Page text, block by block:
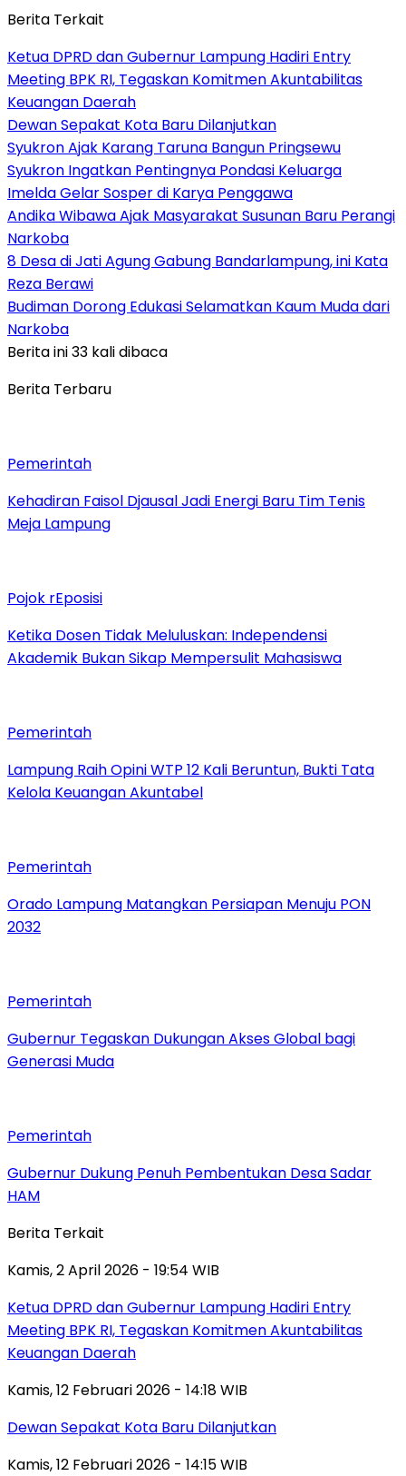
Berita Terkait
Ketua DPRD dan Gubernur Lampung Hadiri Entry
Meeting BPK RI, Tegaskan Komitmen Akuntabilitas
Keuangan Daerah
Dewan Sepakat Kota Baru Dilanjutkan
Syukron Ajak Karang Taruna Bangun Pringsewu
Syukron Ingatkan Pentingnya Pondasi Keluarga
Imelda Gelar Sosper di Karya Penggawa
Andika Wibawa Ajak Masyarakat Susunan Baru Perangi
Narkoba
8 Desa di Jati Agung Gabung Bandarlampung, ini Kata
Reza Berawi
Budiman Dorong Edukasi Selamatkan Kaum Muda dari
Narkoba
Berita ini 33 kali dibaca
Berita Terbaru
Pemerintah
Kehadiran Faisol Djausal Jadi Energi Baru Tim Tenis
Meja Lampung
Pojok rEposisi
Ketika Dosen Tidak Meluluskan: Independensi
Akademik Bukan Sikap Mempersulit Mahasiswa
Pemerintah
Lampung Raih Opini WTP 12 Kali Beruntun, Bukti Tata
Kelola Keuangan Akuntabel
Pemerintah
Orado Lampung Matangkan Persiapan Menuju PON
2032
Pemerintah
Gubernur Tegaskan Dukungan Akses Global bagi
Generasi Muda
Pemerintah
Gubernur Dukung Penuh Pembentukan Desa Sadar
HAM
Berita Terkait
Kamis, 2 April 2026 - 19:54 WIB
Ketua DPRD dan Gubernur Lampung Hadiri Entry
Meeting BPK RI, Tegaskan Komitmen Akuntabilitas
Keuangan Daerah
Kamis, 12 Februari 2026 - 14:18 WIB
Dewan Sepakat Kota Baru Dilanjutkan
Kamis, 12 Februari 2026 - 14:15 WIB